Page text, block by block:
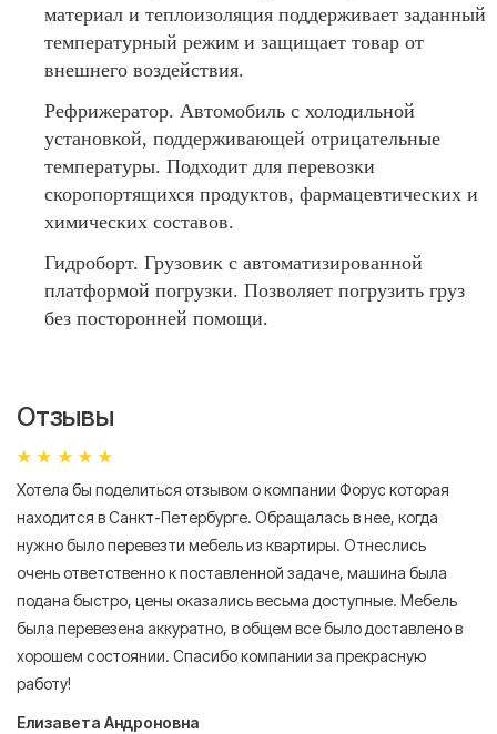
материал и теплоизоляция поддерживает заданный
температурный режим и защищает товар от
внешнего воздействия.
Рефрижератор. Автомобиль с холодильной
установкой, поддерживающей отрицательные
температуры. Подходит для перевозки
скоропортящихся продуктов, фармацевтических и
химических составов.
Гидроборт. Грузовик с автоматизированной
платформой погрузки. Позволяет погрузить груз
без посторонней помощи.
Отзывы
Хотела бы поделиться отзывом о компании Форус которая
находится в Санкт-Петербурге. Обращалась в нее, когда
нужно было перевезти мебель из квартиры. Отнеслись
очень ответственно к поставленной задаче, машина была
подана быстро, цены оказались весьма доступные. Мебель
была перевезена аккуратно, в общем все было доставлено в
хорошем состоянии. Спасибо компании за прекрасную
работу!
Елизавета Андроновна